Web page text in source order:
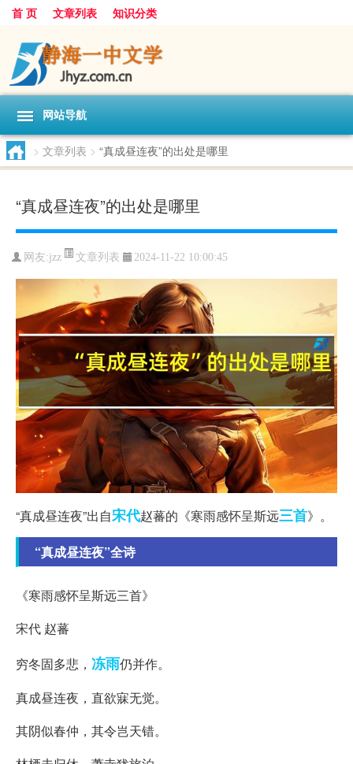
首 页 文章列表 知识分类
网站导航
> 文章列表 > “真成昼连夜”的出处是哪里
“真成昼连夜”的出处是哪里
网友:jzz 文章列表 2024-11-22 10:00:45
“真成昼连夜”出自宋代赵蕃的《寒雨感怀呈斯远三首》。
“真成昼连夜”全诗
《寒雨感怀呈斯远三首》
宋代 赵蕃
穷冬固多悲， 冻雨仍并作。
真成昼连夜，直欲寐无觉。
其阴似春仲，其令岂天错。